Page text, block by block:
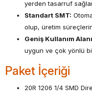
yerden tasarruf
Standart SMT:
olup, üretim süreçlerini
Geniş Kullanım
uygun ve çok yönlü
Paket İçeriği
20R 1206 1/4 SMD